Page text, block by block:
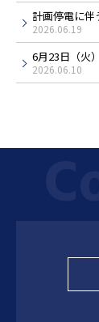
計画停電に伴
2026.06.19
6月23日（火
2026.06.10